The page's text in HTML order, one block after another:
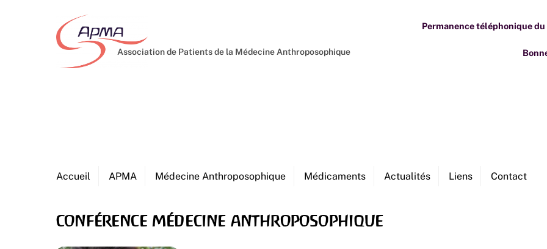
Association de Patients de la Médecine Anthroposophique
Accueil APMA Médecine Anthroposophique Médicaments Actualités Liens Contact
Permanence téléphonique du
conférence médecine anthroposophique